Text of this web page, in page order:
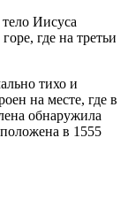
Иисуса
где на третьи
тихо и
на месте, где в
обнаружила
в 1555